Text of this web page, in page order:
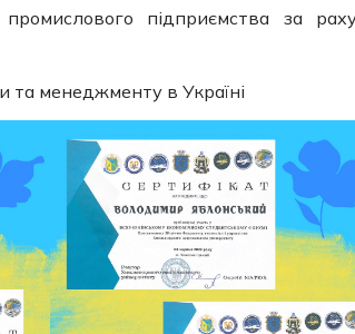
підприємства за
менеджменту в Україні